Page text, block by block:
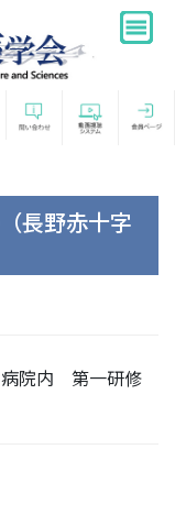
長野赤十字
院内 第一研修